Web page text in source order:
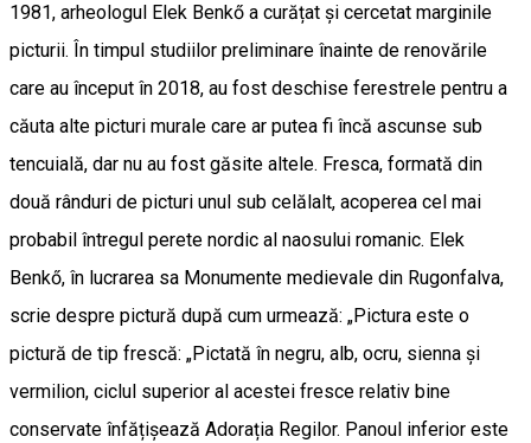
1981, arheologul Elek Benkő a curățat și cercetat marginile
picturii. În timpul studiilor preliminare înainte de renovările
care au început în 2018, au fost deschise ferestrele pentru a
căuta alte picturi murale care ar putea fi încă ascunse sub
tencuială, dar nu au fost găsite altele. Fresca, formată din
două rânduri de picturi unul sub celălalt, acoperea cel mai
probabil întregul perete nordic al naosului romanic. Elek
Benkő, în lucrarea sa Monumente medievale din Rugonfalva,
scrie despre pictură după cum urmează: „Pictura este o
pictură de tip frescă: „Pictată în negru, alb, ocru, sienna și
vermilion, ciclul superior al acestei fresce relativ bine
conservate înfățișează Adorația Regilor. Panoul inferior este